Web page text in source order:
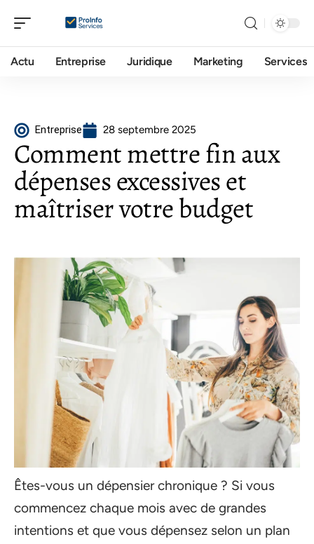
Actu Entreprise Juridique Marketing Services
Entreprise 28 septembre 2025
Comment mettre fin aux
dépenses excessives et
maîtriser votre budget
Êtes-vous un dépensier chronique ? Si vous
commencez chaque mois avec de grandes
intentions et que vous dépensez selon un plan